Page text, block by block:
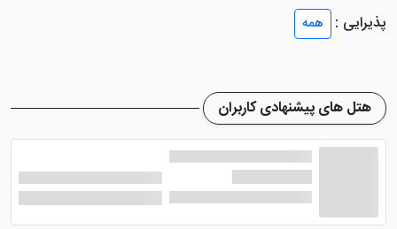
رایگان، یخچال، مینی‌بار، تلویزیون، حمام، ملزومات بهداشتی،
سرویس بهداشتی ایرانی و فرنگی و ... وجود دارد.
لوکس ترین اتاق های این هتل پنج ستاره شیراز رویال
سوئیت ها هستند که با امکاناتی پیشرفته تر مانند وان در
حمام، برای اقامت راحت میهمانان تعبیه شده اندبا اقامت در
پذیرایی :
همه
هتل های پیشنهادی کاربران